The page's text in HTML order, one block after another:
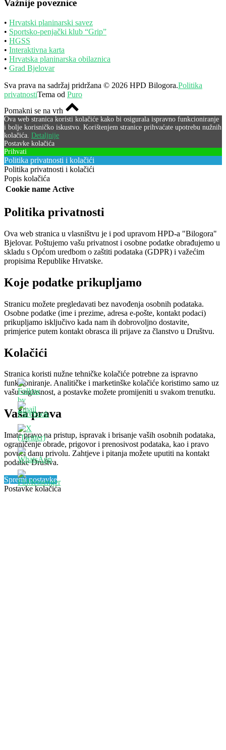
Važnije poveznice
• Hrvatski planinarski savez
• Sportsko-penjački klub “Grip”
• HGSS
• Interaktivna karta
• Hrvatska planinarska obilaznica
• Grad Bjelovar
Sva prava na sadržaj pridržana © 2026 HPD Bilogora.Politika
privatnostiTema od Puro
Pomakni se na vrh
Ova web stranica koristi kolačiće kako bi osigurala ispravno funkcioniranje
i bolje korisničko iskustvo. Korištenjem stranice prihvaćate upotrebu nužnih
kolačića. Detaljnije
Postavke kolačića
Prihvati
Politika privatnosti i kolačići
Politika privatnosti i kolačići
Popis kolačića
Cookie name Active
Politika privatnosti
Ova web stranica u vlasništvu je i pod upravom HPD-a "Bilogora"
Bjelovar. Poštujemo vašu privatnost i osobne podatke obrađujemo u
skladu s Općom uredbom o zaštiti podataka (GDPR) i važećim
propisima Republike Hrvatske.
Koje podatke prikupljamo
Stranicu možete pregledavati bez navođenja osobnih podataka.
Osobne podatke (ime i prezime, adresa e-pošte, kontakt podaci)
prikupljamo isključivo kada nam ih dobrovoljno dostavite,
primjerice putem kontakt obrasca ili prijave za članstvo u Društvu.
Kolačići
Stranica koristi nužne tehničke kolačiće potrebne za ispravno
funkcioniranje. Analitičke i marketinške kolačiće koristimo samo uz
vašu suglasnost, a postavke možete promijeniti u svakom trenutku.
Vaša prava
Imate pravo na pristup, ispravak i brisanje vaših osobnih podataka,
ograničenje obrade, prigovor i prenosivost podataka, kao i pravo
povući danu privolu. Zahtjeve i pitanja možete uputiti na kontakt
podatke Društva.
Spremi postavke
Postavke kolačića